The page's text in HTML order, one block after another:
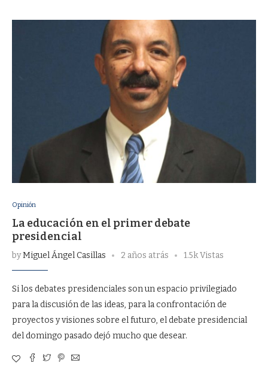
Opinión
La educación en el primer debate
presidencial
byMiguel Ángel Casillas 2 años atrás 1.5k Vistas
Si los debates presidenciales son un espacio privilegiado
para la discusión de las ideas, para la confrontación de
proyectos y visiones sobre el futuro, el debate presidencial
del domingo pasado dejó mucho que desear.